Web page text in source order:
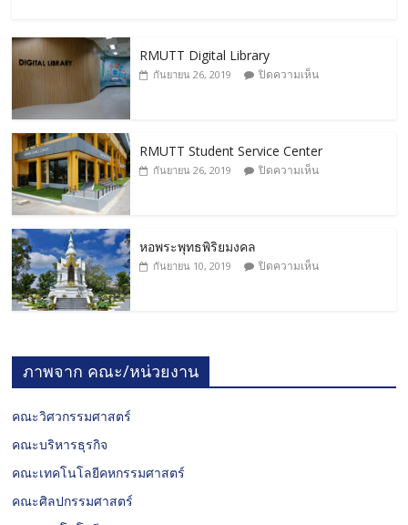
RMUTT Digital Library
กันยายน 26, 2019 ปิดความเห็น
RMUTT Student Service Center
กันยายน 26, 2019 ปิดความเห็น
หอพระพุทธพิริยมงคล
กันยายน 10, 2019 ปิดความเห็น
ภาพจาก คณะ/หน่วยงาน
คณะวิศวกรรมศาสตร์
คณะบริหารธุรกิจ
คณะเทคโนโลยีคหกรรมศาสตร์
คณะศิลปกรรมศาสตร์